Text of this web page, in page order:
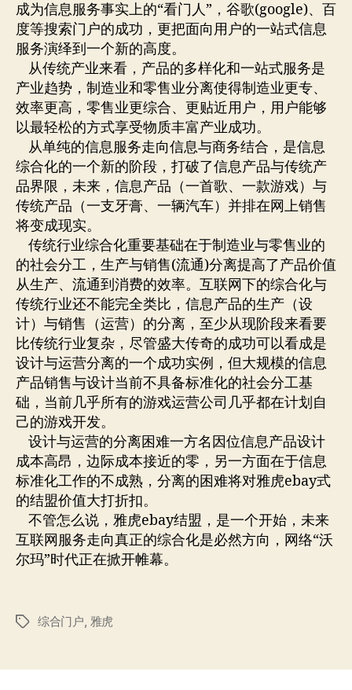
成为信息服务事实上的“看门人”，谷歌(google)、百
度等搜索门户的成功，更把面向用户的一站式信息
服务演绎到一个新的高度。
从传统产业来看，产品的多样化和一站式服务是
产业趋势，制造业和零售业分离使得制造业更专、
效率更高，零售业更综合、更贴近用户，用户能够
以最轻松的方式享受物质丰富产业成功。
从单纯的信息服务走向信息与商务结合，是信息
综合化的一个新的阶段，打破了信息产品与传统产
品界限，未来，信息产品（一首歌、一款游戏）与
传统产品（一支牙膏、一辆汽车）并排在网上销售
将变成现实。
传统行业综合化重要基础在于制造业与零售业的
的社会分工，生产与销售(流通)分离提高了产品价值
从生产、流通到消费的效率。互联网下的综合化与
传统行业还不能完全类比，信息产品的生产（设
计）与销售（运营）的分离，至少从现阶段来看要
比传统行业复杂，尽管盛大传奇的成功可以看成是
设计与运营分离的一个成功实例，但大规模的信息
产品销售与设计当前不具备标准化的社会分工基
础，当前几乎所有的游戏运营公司几乎都在计划自
己的游戏开发。
设计与运营的分离困难一方名因位信息产品设计
成本高昂，边际成本接近的零，另一方面在于信息
标准化工作的不成熟，分离的困难将对雅虎ebay式
的结盟价值大打折扣。
不管怎么说，雅虎ebay结盟，是一个开始，未来
互联网服务走向真正的综合化是必然方向，网络“沃
尔玛”时代正在掀开帷幕。
标
综合门户, 雅虎